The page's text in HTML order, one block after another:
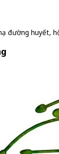
đường huyết,